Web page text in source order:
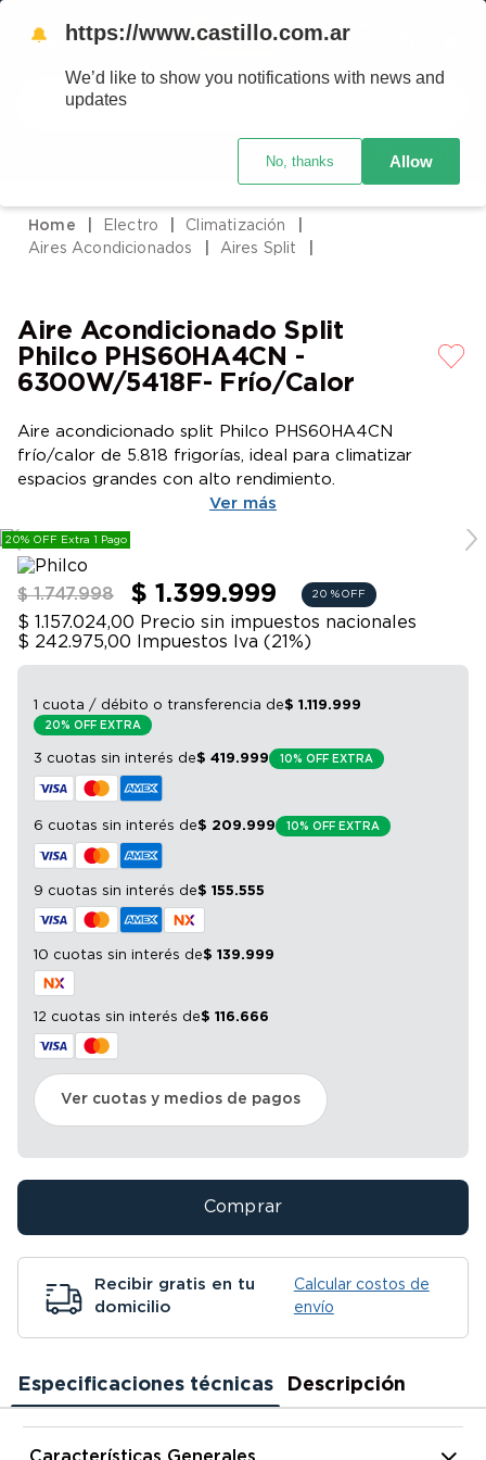
Buscar
Crédito Castillo
Electro
Climatización
Aires Acondicionados
Aires Split
Aire Acondicionado Split
Philco PHS60HA4CN -
6300W/5418F- Frío/Calor
Aire acondicionado split Philco PHS60HA4CN
frío/calor de 5.818 frigorías, ideal para climatizar
espacios grandes con alto rendimiento.
Ver más
20% OFF Extra 1 Pago
$ 1.747.998 $ 1.399.999 20 % OFF
$ 1.157.024,00 Precio sin impuestos nacionales
$ 242.975,00
Impuestos Iva (21%)
1 cuota / débito o transferencia de$ 1 .119.999
20% OFF EXTRA
3 cuotas sin interés de$ 419.999 10% OFF EXTRA
6 cuotas sin interés de$ 209.999 10% OFF EXTRA
9 cuotas sin interés de$ 155.555
10 cuotas sin interés de$ 139.999
12 cuotas sin interés de$ 116.666
Ver cuotas y medios de pagos
Comprar
Recibir gratis en tu
domicilio
Calcular costos de
envío
Especificaciones técnicas Descripción
🔔 https://www.castillo.com.ar
We’d like to show you notifications with news and
updates
No, thanks Allow
2.
heladera
5.
colchones
6.
cocina
7
moto
8.
aire acondicionado
10 . sommier